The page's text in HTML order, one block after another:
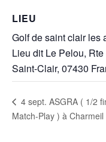
LIEU
Golf de saint clair les
Lieu dit Le Pelou,
Saint-Clair, 07430
4 sept. ASGRA ( 1/2
Match-Play ) à Charmeil